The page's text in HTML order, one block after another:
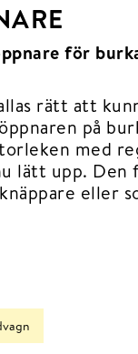
för
rätt att
på
med
lätt upp. Den
eller